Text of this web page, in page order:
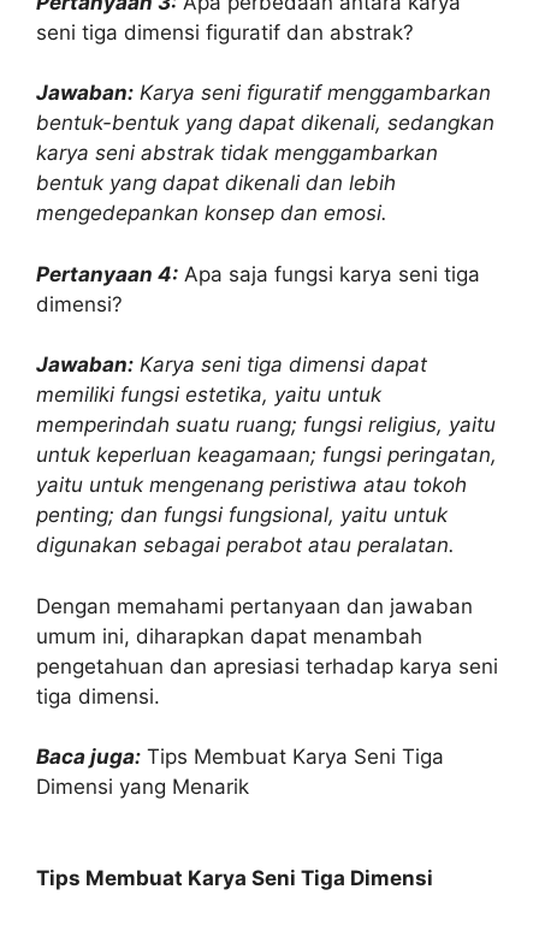
seni tiga dimensi figuratif dan abstrak?
Jawaban: Karya seni figuratif menggambarkan
bentuk-bentuk yang dapat dikenali, sedangkan
karya seni abstrak tidak menggambarkan
bentuk yang dapat dikenali dan lebih
mengedepankan konsep dan emosi.
Pertanyaan 4: Apa saja fungsi karya seni tiga
dimensi?
Jawaban: Karya seni tiga dimensi dapat
memiliki fungsi estetika, yaitu untuk
memperindah suatu ruang; fungsi religius, yaitu
untuk keperluan keagamaan; fungsi peringatan,
yaitu untuk mengenang peristiwa atau tokoh
penting; dan fungsi fungsional, yaitu untuk
digunakan sebagai perabot atau peralatan.
Dengan memahami pertanyaan dan jawaban
umum ini, diharapkan dapat menambah
pengetahuan dan apresiasi terhadap karya seni
tiga dimensi.
Baca juga: Tips Membuat Karya Seni Tiga
Dimensi yang Menarik
Tips Membuat Karya Seni Tiga Dimensi